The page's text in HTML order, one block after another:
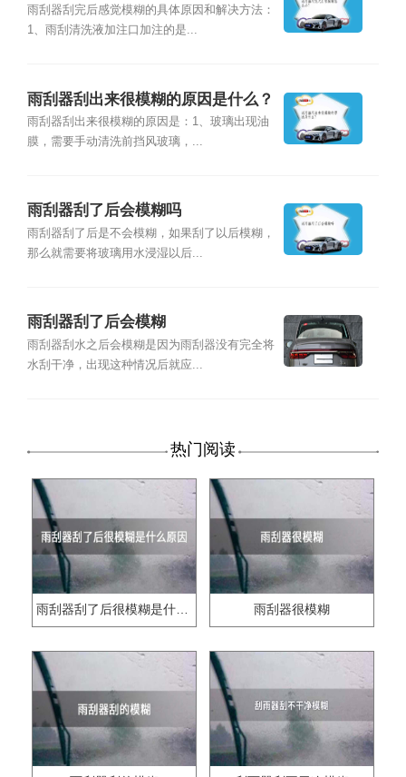
雨刮器刮完后感觉模糊的具体原因和解决方法：
1、雨刮清洗液加注口加注的是...
雨刮器刮出来很模糊的原因是什么？
雨刮器刮出来很模糊的原因是：1、玻璃出现油
膜，需要手动清洗前挡风玻璃，...
雨刮器刮了后会模糊吗
雨刮器刮了后是不会模糊，如果刮了以后模糊，
那么就需要将玻璃用水浸湿以后...
雨刮器刮了后会模糊
雨刮器刮水之后会模糊是因为雨刮器没有完全将
水刮干净，出现这种情况后就应...
热门阅读
雨刮器很模糊